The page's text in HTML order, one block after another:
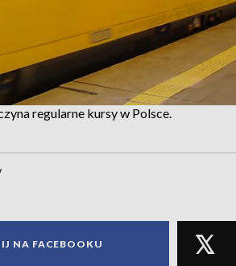
regularne kursy w Polsce.
NA FACEBOOKU